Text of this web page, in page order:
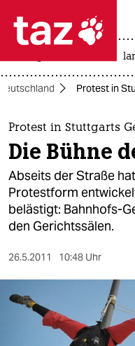
 taz
themen
politik
öko
gesellschaft
kultur
sport
berlin
Protest in
Protest in Stuttgarts
Die Bühne
Abseits der Straße
Protestform
belästigt: Bahnhofs-
den Gerichtssälen.
26.5.2011 10:48 Uhr